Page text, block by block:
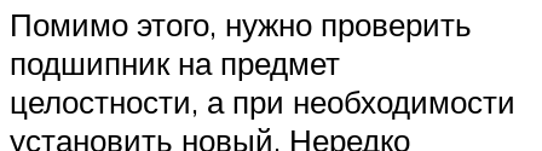
Помимо этого, нужно проверить
подшипник на предмет
целостности, а при необходимости
установить новый. Нередко